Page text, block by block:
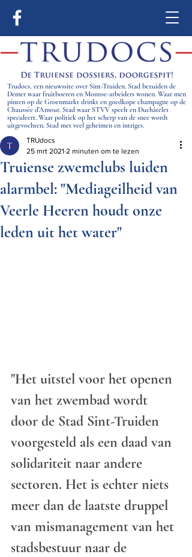
Trudocs, een nieuwssite over Sint-Truiden. Stad bezuiden de
Demer waar fruitboeren en Monroe-arbeiders wonen. Waar men
pinten op de Groenmarkt drinkt en goedkope champagne op de
Chaussée d’Amour. Stad waar STVV speelt en Duchâtelet
speculeert. Waar politiek op het scherp van de snee wordt
uitgevochten. Stad met veel geheimen en intriges.
Truiense zwemclubs luiden
alarmbel: "Mediageilheid van
Veerle Heeren houdt onze
leden uit het water"
TRUdocs
25 mrt 2021 2 minuten om te lezen
"Het uitstel voor het openen
van het zwembad wordt
door de Stad Sint-Truiden
voorgesteld als een daad van
solidariteit naar andere
sectoren. Het is echter niets
meer dan de laatste druppel
van mismanagement van het
stadsbestuur naar de